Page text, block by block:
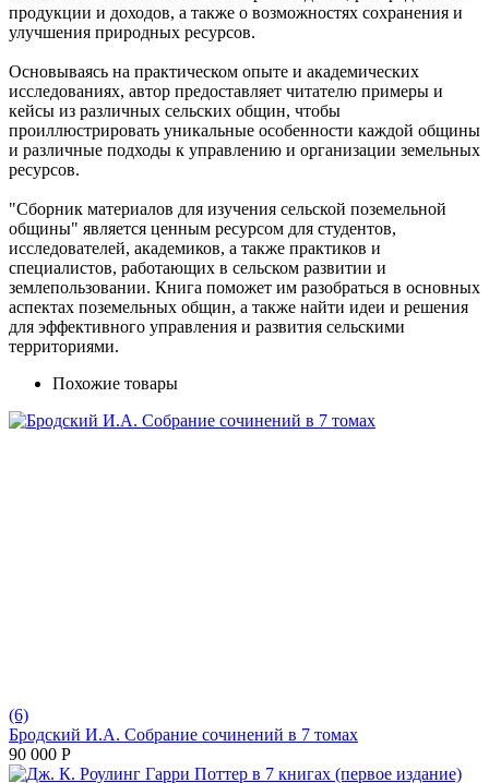
продукции и доходов, а также о возможностях сохранения и
улучшения природных ресурсов.
Основываясь на практическом опыте и академических
исследованиях, автор предоставляет читателю примеры и
кейсы из различных сельских общин, чтобы
проиллюстрировать уникальные особенности каждой общины
и различные подходы к управлению и организации земельных
ресурсов.
"Сборник материалов для изучения сельской поземельной
общины" является ценным ресурсом для студентов,
исследователей, академиков, а также практиков и
специалистов, работающих в сельском развитии и
землепользовании. Книга поможет им разобраться в основных
аспектах поземельных общин, а также найти идеи и решения
для эффективного управления и развития сельскими
территориями.
Похожие товары
(6)
Бродский И.А. Собрание сочинений в 7 томах
90 000 Р